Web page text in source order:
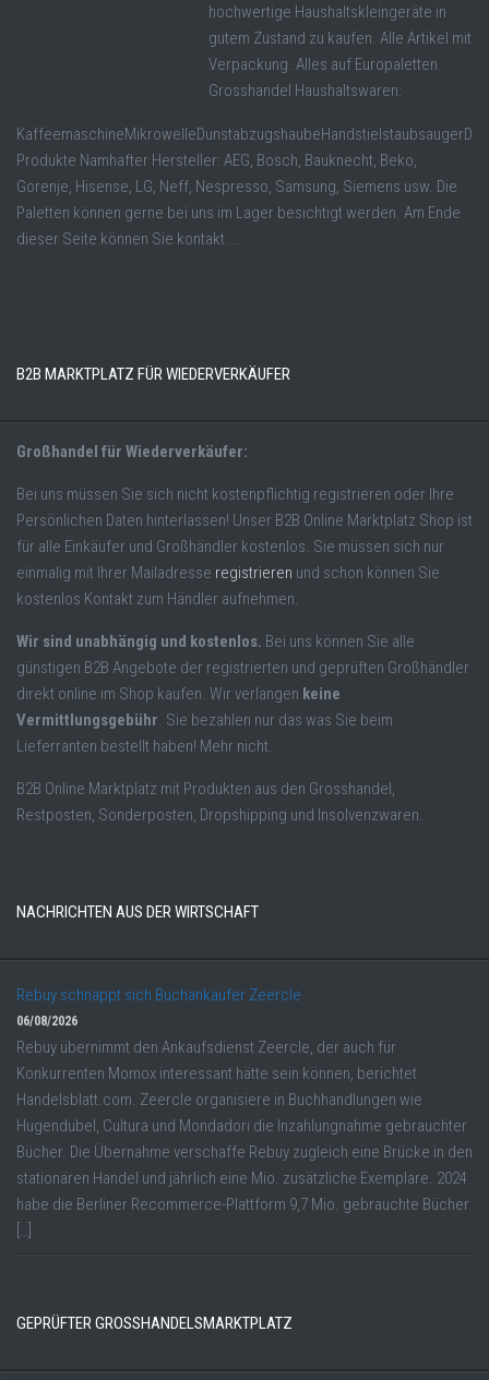
hochwertige Haushaltskleingeräte in
gutem Zustand zu kaufen. Alle Artikel mit
Verpackung. Alles auf Europaletten.
Grosshandel Haushaltswaren:
Produkte Namhafter Hersteller: AEG, Bosch, Bauknecht, Beko,
Gorenje, Hisense, LG, Neff, Nespresso, Samsung, Siemens usw. Die
Paletten können gerne bei uns im Lager besichtigt werden. Am Ende
dieser Seite können Sie kontakt ...
B2B MARKTPLATZ FÜR WIEDERVERKÄUFER
Großhandel für Wiederverkäufer:
Bei uns müssen Sie sich nicht kostenpflichtig registrieren oder Ihre
Persönlichen Daten hinterlassen! Unser B2B Online Marktplatz Shop ist
für alle Einkäufer und Großhändler kostenlos. Sie müssen sich nur
einmalig mit Ihrer Mailadresse registrieren und schon können Sie
kostenlos Kontakt zum Händler aufnehmen.
Wir sind unabhängig und kostenlos. Bei uns können Sie alle
günstigen B2B Angebote der registrierten und geprüften Großhändler
direkt online im Shop kaufen. Wir verlangen keine
Vermittlungsgebühr. Sie bezahlen nur das was Sie beim
Lieferranten bestellt haben! Mehr nicht.
B2B Online Marktplatz mit Produkten aus den Grosshandel,
Restposten, Sonderposten, Dropshipping und Insolvenzwaren.
NACHRICHTEN AUS DER WIRTSCHAFT
Rebuy schnappt sich Buchankäufer Zeercle
06/08/2026
Rebuy übernimmt den Ankaufsdienst Zeercle, der auch für
Konkurrenten Momox interessant hätte sein können, berichtet
Handelsblatt.com. Zeercle organisiere in Buchhandlungen wie
Hugendubel, Cultura und Mondadori die Inzahlungnahme gebrauchter
Bücher. Die Übernahme verschaffe Rebuy zugleich eine Brücke in den
stationären Handel und jährlich eine Mio. zusätzliche Exemplare. 2024
habe die Berliner Recommerce-Plattform 9,7 Mio. gebrauchte Bücher
[…]
GEPRÜFTER GROSSHANDELSMARKTPLATZ